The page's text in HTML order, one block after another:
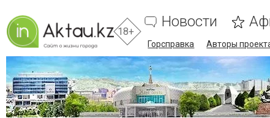
18+
Новости
Горсправка Авторы